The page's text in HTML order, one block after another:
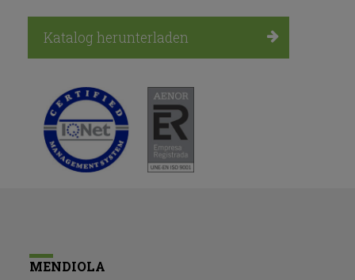
Katalog herunterladen
MENDIOLA